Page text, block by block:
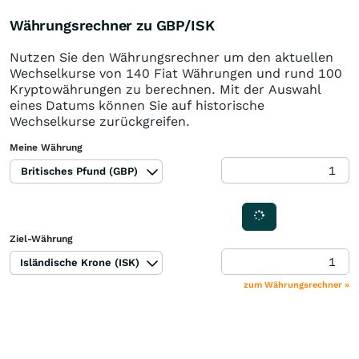
Währungsrechner zu GBP/ISK
Nutzen Sie den Währungsrechner um den aktuellen
Wechselkurse von 140 Fiat Währungen und rund 100
Kryptowährungen zu berechnen. Mit der Auswahl
eines Datums können Sie auf historische
Wechselkurse zurückgreifen.
Meine Währung
Britisches Pfund (GBP)
Ziel-Währung
Isländische Krone (ISK)
zum Währungsrechner »